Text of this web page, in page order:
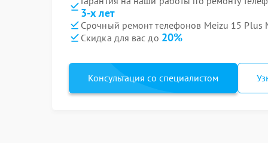
3-х лет
Срочный ремонт телефонов Meizu 15 Plus
Скидка для вас до 20%
Консультация со специалистом